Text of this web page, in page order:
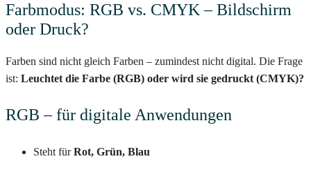
Farbmodus: RGB vs. CMYK – Bildschirm
oder Druck?
Farben sind nicht gleich Farben – zumindest nicht digital. Die Frage
ist: Leuchtet die Farbe (RGB) oder wird sie gedruckt (CMYK)?
RGB – für digitale Anwendungen
Steht fürRot, Grün, Blau